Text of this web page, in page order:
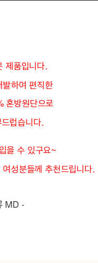
제품입니다.
하여 편직한
혼방원단으로
럽습니다.
을 수 있구요~
성분들께 추천드립니다.
MD -